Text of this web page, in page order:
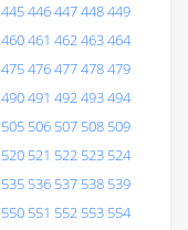
445446447448449
460461 462463464
475476477478479
490491 492493494
505 506 507 508 509
520 521 522 523 524
535 536 537 538 539
550 551 552 553 554